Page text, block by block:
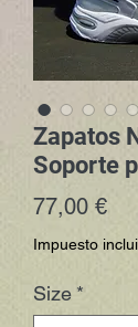
Zapatos
Soporte
77,00 €
Impuesto
Size *